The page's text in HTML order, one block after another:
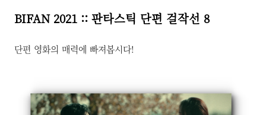
BIFAN 2021 :: 판타스틱 단편 걸작선 8
단편 영화의 매력에 빠져봅시다!